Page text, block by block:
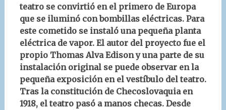
teatro se convirtió en el primero de Europa
que se iluminó con bombillas eléctricas. Para
este cometido se instaló una pequeña planta
eléctrica de vapor. El autor del proyecto fue el
propio Thomas Alva Edisony una parte de su
instalación original se puede observar en la
pequeña exposición en el vestíbulo del teatro.
Tras la constitución de Checoslovaquia en
1918, el teatro pasó a manos checas. Desde